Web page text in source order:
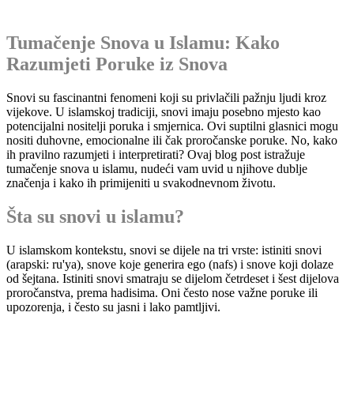
Tumačenje Snova u Islamu: Kako
Razumjeti Poruke iz Snova
Snovi su fascinantni fenomeni koji su privlačili pažnju ljudi kroz
vijekove. U islamskoj tradiciji, snovi imaju posebno mjesto kao
potencijalni nositelji poruka i smjernica. Ovi suptilni glasnici mogu
nositi duhovne, emocionalne ili čak proročanske poruke. No, kako
ih pravilno razumjeti i interpretirati? Ovaj blog post istražuje
tumačenje snova u islamu, nudeći vam uvid u njihove dublje
značenja i kako ih primijeniti u svakodnevnom životu.
Šta su snovi u islamu?
U islamskom kontekstu, snovi se dijele na tri vrste: istiniti snovi
(arapski: ru'ya), snove koje generira ego (nafs) i snove koji dolaze
od šejtana. Istiniti snovi smatraju se dijelom četrdeset i šest dijelova
proročanstva, prema hadisima. Oni često nose važne poruke ili
upozorenja, i često su jasni i lako pamtljivi.